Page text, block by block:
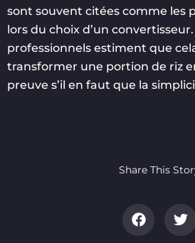
sont souvent citées comme les
lors du choix d’un
professionnels estiment que
transformer une portion de riz
preuve s’il en faut que la
Share This